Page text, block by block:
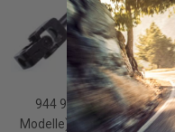
944 924S 968 (alle RHD-
Modelle) Lenksäulenwelle